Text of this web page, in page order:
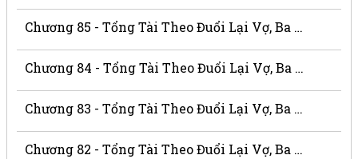
Chương 85 - Tổng Tài Theo Đuổi Lại Vợ, Ba Thật Là Xấu Xa
Chương 84 - Tổng Tài Theo Đuổi Lại Vợ, Ba Thật Là Xấu Xa
Chương 83 - Tổng Tài Theo Đuổi Lại Vợ, Ba Thật Là Xấu Xa
Chương 82 - Tổng Tài Theo Đuổi Lại Vợ, Ba Thật Là Xấu Xa